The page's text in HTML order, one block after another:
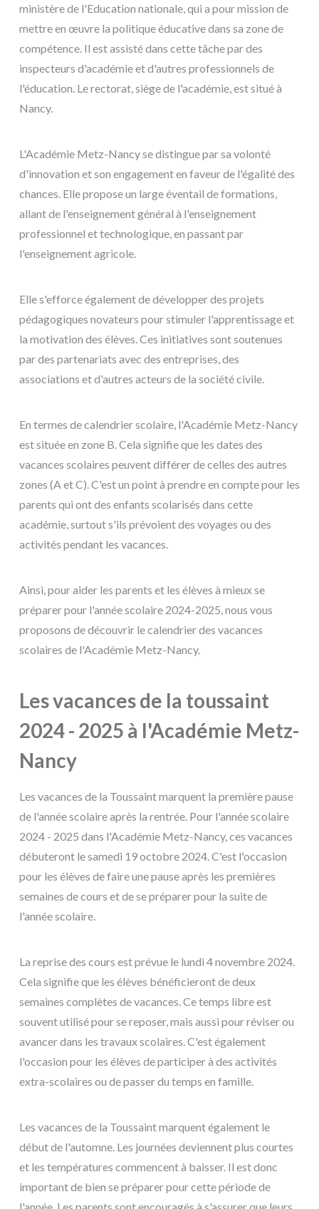
ministère de l'Education nationale, qui a pour mission de
mettre en œuvre la politique éducative dans sa zone de
compétence. Il est assisté dans cette tâche par des
inspecteurs d'académie et d'autres professionnels de
l'éducation. Le rectorat, siège de l'académie, est situé à
Nancy.
L'Académie Metz-Nancy se distingue par sa volonté
d'innovation et son engagement en faveur de l'égalité des
chances. Elle propose un large éventail de formations,
allant de l'enseignement général à l'enseignement
professionnel et technologique, en passant par
l'enseignement agricole.
Elle s'efforce également de développer des projets
pédagogiques novateurs pour stimuler l'apprentissage et
la motivation des élèves. Ces initiatives sont soutenues
par des partenariats avec des entreprises, des
associations et d'autres acteurs de la société civile.
En termes de calendrier scolaire, l'Académie Metz-Nancy
est située en zone B. Cela signifie que les dates des
vacances scolaires peuvent différer de celles des autres
zones (A et C). C'est un point à prendre en compte pour les
parents qui ont des enfants scolarisés dans cette
académie, surtout s'ils prévoient des voyages ou des
activités pendant les vacances.
Ainsi, pour aider les parents et les élèves à mieux se
préparer pour l'année scolaire 2024-2025, nous vous
proposons de découvrir le calendrier des vacances
scolaires de l'Académie Metz-Nancy.
Les vacances de la toussaint
2024 - 2025 à l'Académie Metz-
Nancy
Les vacances de la Toussaint marquent la première pause
de l'année scolaire après la rentrée. Pour l'année scolaire
2024 - 2025 dans l'Académie Metz-Nancy, ces vacances
débuteront le samedi 19 octobre 2024. C'est l'occasion
pour les élèves de faire une pause après les premières
semaines de cours et de se préparer pour la suite de
l'année scolaire.
La reprise des cours est prévue le lundi 4 novembre 2024.
Cela signifie que les élèves bénéficieront de deux
semaines complètes de vacances. Ce temps libre est
souvent utilisé pour se reposer, mais aussi pour réviser ou
avancer dans les travaux scolaires. C'est également
l'occasion pour les élèves de participer à des activités
extra-scolaires ou de passer du temps en famille.
Les vacances de la Toussaint marquent également le
début de l'automne. Les journées deviennent plus courtes
et les températures commencent à baisser. Il est donc
important de bien se préparer pour cette période de
l'année. Les parents sont encouragés à s'assurer que leurs